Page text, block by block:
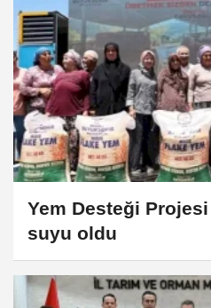
Yem Desteği
suyu oldu